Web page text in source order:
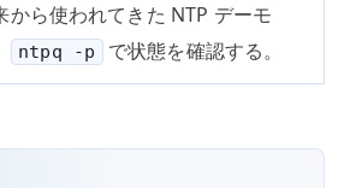
から使われてきた NTP デーモ
ntpq -p で状態を確認する。